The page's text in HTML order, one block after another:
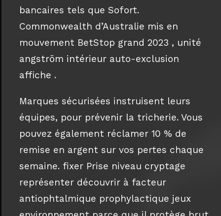
bancaires tels que Sofort.
Commonwealth d’Australie mis en
mouvement BetStop grand 2023 , unité
angström intérieur auto-exclusion
affiche .
Marques sécurisées instruisent leurs
équipes, pour prévenir la tricherie. Vous
pouvez également réclamer 10 % de
remise en argent sur vos pertes chaque
semaine. fixer Prise niveau cryptage
représenter découvrir à facteur
antiophtalmique prophylactique jeux